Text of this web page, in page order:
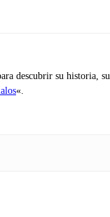
descubrir su historia,
«.